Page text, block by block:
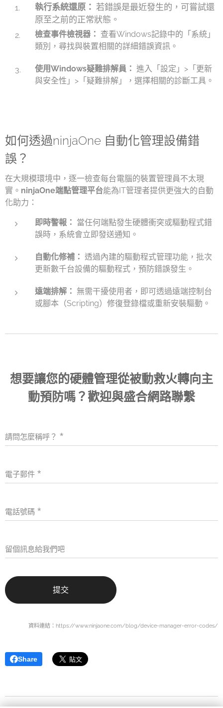
執行系統還原： 若錯誤是最近發生的，可嘗試還
原至之前的正常狀態。
檢查事件檢視器： 查看Windows記錄中的「系統」
類別，尋找與裝置相關的詳細錯誤資訊。
使用Windows疑難排解員： 進入「設定」>「更新
與安全性」>「疑難排解」，選擇相關的診斷工具。
如何透過ninjaOne 自動化管理設備錯
誤？
在大規模環境中，逐一檢查每台電腦的裝置管理員不太現
實。 ninjaOne端點管理平台能為IT管理者提供更強大的自動
化助力：
即時警報： 當任何端點發生硬體衝突或驅動程式錯
誤時，系統會立即發送通知。
自動化修補： 透過內建的驅動程式管理功能，批次
更新數千台設備的驅動程式，預防錯誤發生。
遠端排解： 無需干擾使用者，即可透過遠端控制台
或腳本（Scripting）修復登錄檔或重新安裝驅動。
想要讓您的硬體管理從被動救火轉向主
動預防嗎？ 歡迎與盛合網路聯繫
請問怎麼稱呼？
電子郵件
電話號碼
留個訊息給我們吧
提交
資料連結：https://www.ninjaone.com/blog/device-manager-error-codes/
Share